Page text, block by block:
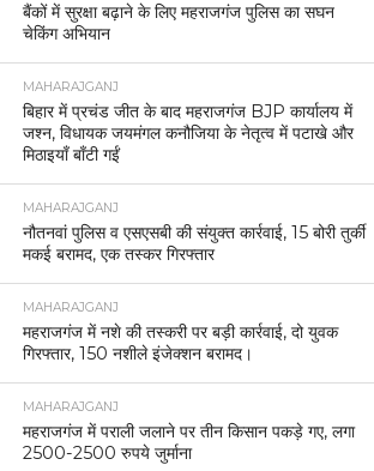
बैंकों में सुरक्षा बढ़ाने के लिए महराजगंज पुलिस का सघन
चेकिंग अभियान
MAHARAJGANJ
बिहार में प्रचंड जीत के बाद महराजगंज BJP कार्यालय में
जश्न, विधायक जयमंगल कनौजिया के नेतृत्व में पटाखे और
मिठाइयाँ बाँटी गईं
MAHARAJGANJ
नौतनवां पुलिस व एसएसबी की संयुक्त कार्रवाई, 15 बोरी तुर्की
मकई बरामद, एक तस्कर गिरफ्तार
MAHARAJGANJ
महराजगंज में नशे की तस्करी पर बड़ी कार्रवाई, दो युवक
गिरफ्तार, 150 नशीले इंजेक्शन बरामद।
MAHARAJGANJ
महराजगंज में पराली जलाने पर तीन किसान पकड़े गए, लगा
2500-2500 रुपये जुर्माना